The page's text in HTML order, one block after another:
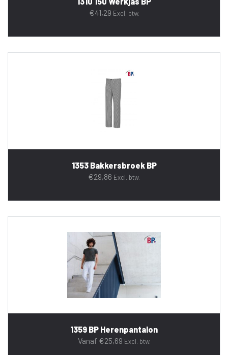
€41,29 Excl. btw.
1353 Bakkersbroek BP
€29,86 Excl. btw.
1359 BP Herenpantalon
Vanaf €25,69 Excl. btw.